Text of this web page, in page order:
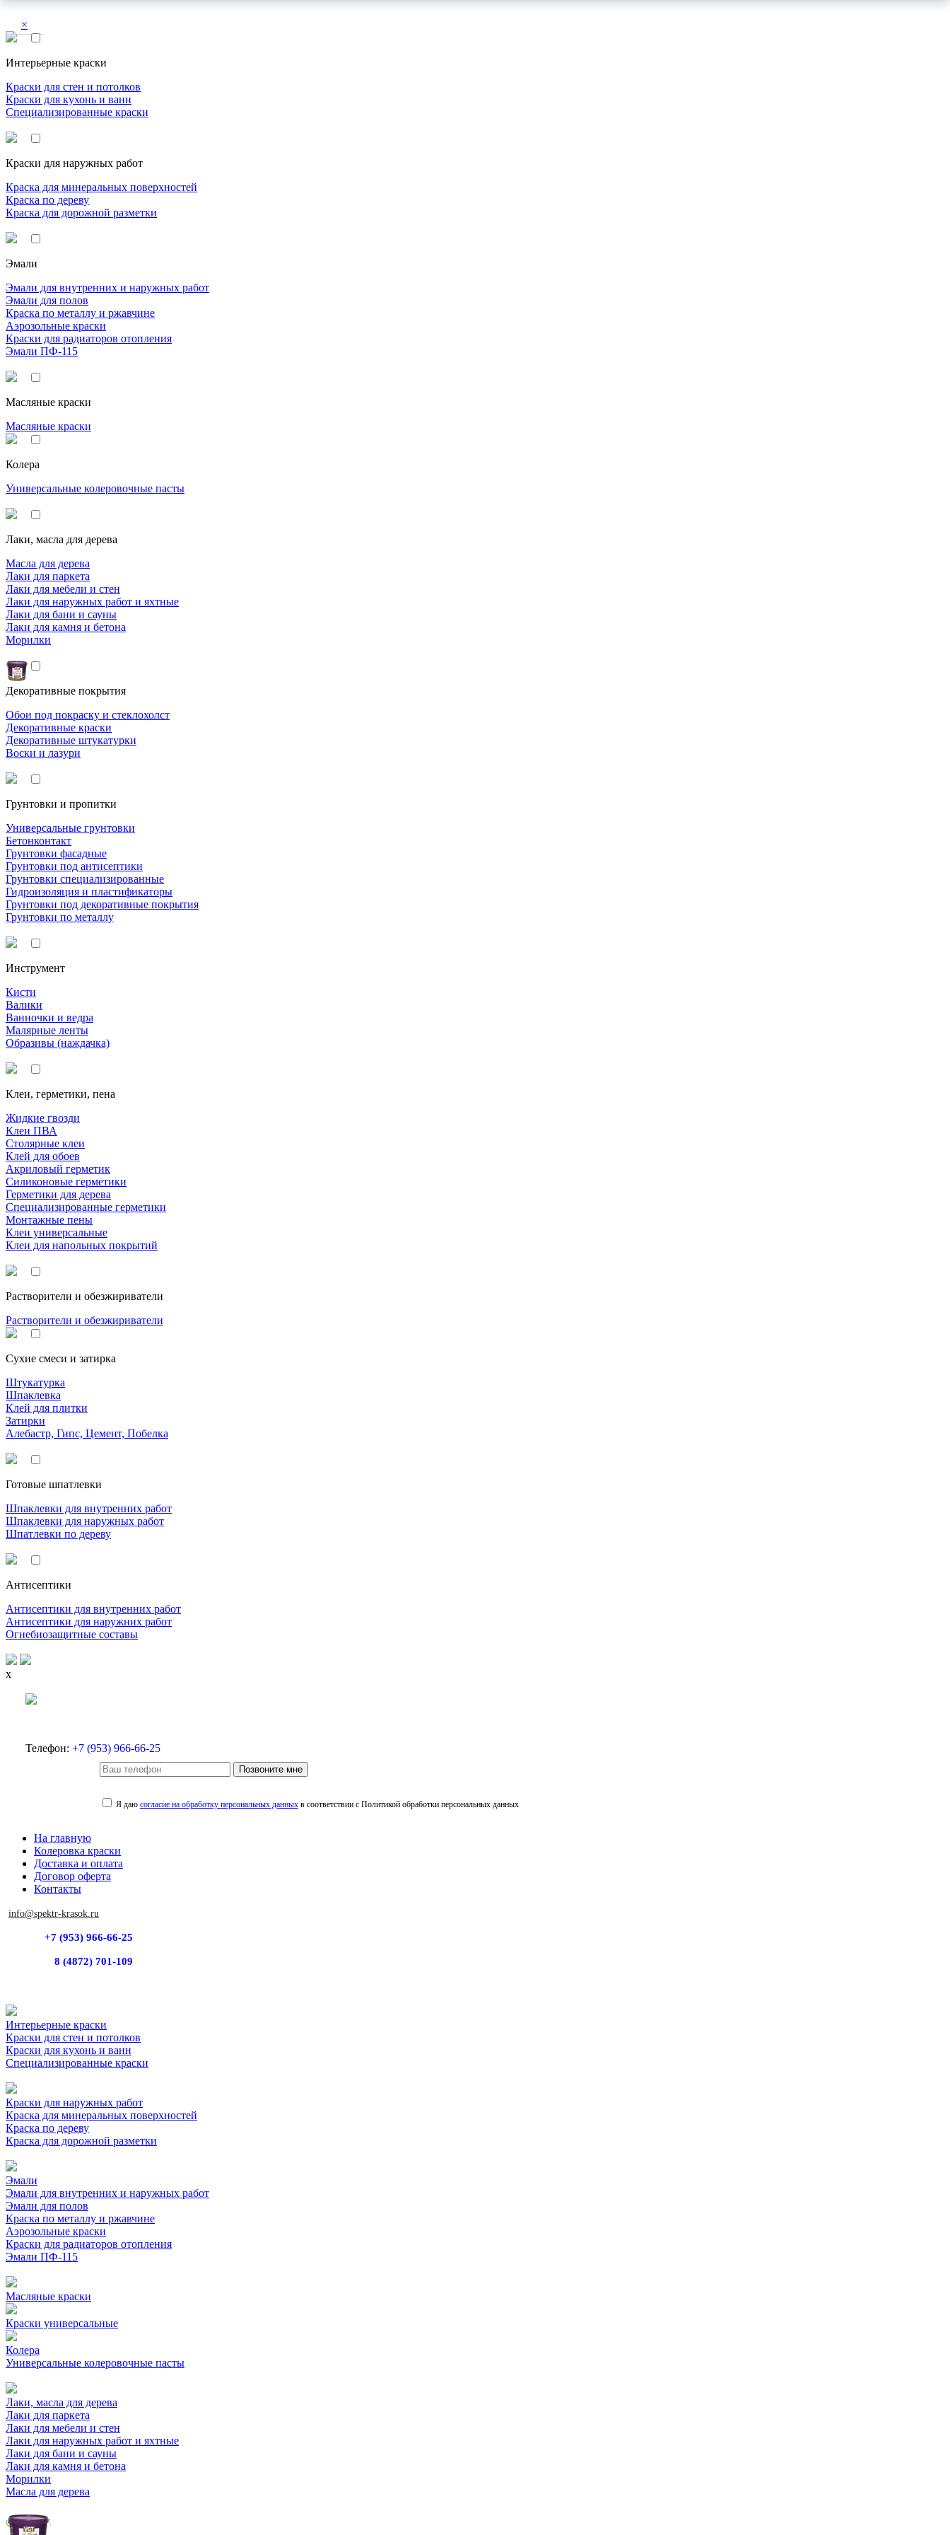
×
Интерьерные краски
Краски для стен и потолков
Краски для кухонь и ванн
Специализированные краски
Краски для наружных работ
Краска для минеральных поверхностей
Краска по дереву
Краска для дорожной разметки
Эмали
Эмали для внутренних и наружных работ
Эмали для полов
Краска по металлу и ржавчине
Аэрозольные краски
Краски для радиаторов отопления
Эмали ПФ-115
Масляные краски
Масляные краски
Колера
Универсальные колеровочные пасты
Лаки, масла для дерева
Масла для дерева
Лаки для паркета
Лаки для мебели и стен
Лаки для наружных работ и яхтные
Лаки для бани и сауны
Лаки для камня и бетона
Морилки
Декоративные покрытия
Обои под покраску и стеклохолст
Декоративные краски
Декоративные штукатурки
Воски и лазури
Грунтовки и пропитки
Универсальные грунтовки
Бетонконтакт
Грунтовки фасадные
Грунтовки под антисептики
Грунтовки специализированные
Гидроизоляция и пластификаторы
Грунтовки под декоративные покрытия
Грунтовки по металлу
Инструмент
Кисти
Валики
Ванночки и ведра
Малярные ленты
Образивы (наждачка)
Клеи, герметики, пена
Жидкие гвозди
Клеи ПВА
Столярные клеи
Клей для обоев
Акриловый герметик
Силиконовые герметики
Герметики для дерева
Специализированные герметики
Монтажные пены
Клеи универсальные
Клеи для напольных покрытий
Растворители и обезжириватели
Растворители и обезжириватели
Сухие смеси и затирка
Штукатурка
Шпаклевка
Клей для плитки
Затирки
Алебастр, Гипс, Цемент, Побелка
Готовые шпатлевки
Шпаклевки для внутренних работ
Шпаклевки для наружных работ
Шпатлевки по дереву
Антисептики
Антисептики для внутренних работ
Антисептики для наружних работ
Огнебиозащитные составы
x
Телефон: +7 (953) 966-66-25
Позвоните мне
Я даю согласие на обработку персональных данныхв соответствии с Политикой обработки персональных данных
На главную
Колеровка краски
Доставка и оплата
Договор оферта
Контакты
info@spektr-krasok.ru
+7 (953) 966-66-25
8 (4872) 701-109
Интерьерные краски
Краски для стен и потолков
Краски для кухонь и ванн
Специализированные краски
Краски для наружных работ
Краска для минеральных поверхностей
Краска по дереву
Краска для дорожной разметки
Эмали
Эмали для внутренних и наружных работ
Эмали для полов
Краска по металлу и ржавчине
Аэрозольные краски
Краски для радиаторов отопления
Эмали ПФ-115
Масляные краски
Краски универсальные
Колера
Универсальные колеровочные пасты
Лаки, масла для дерева
Лаки для паркета
Лаки для мебели и стен
Лаки для наружных работ и яхтные
Лаки для бани и сауны
Лаки для камня и бетона
Морилки
Масла для дерева